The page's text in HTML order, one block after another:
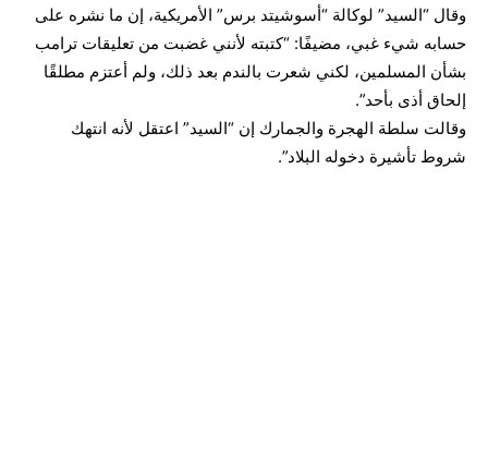
وقال “السيد” لوكالة “أسوشيتد برس” الأمريكية، إن ما نشره على
حسابه شيء غبي، مضيفًا: “كتبته لأنني غضبت من تعليقات ترامب
بشأن المسلمين، لكني شعرت بالندم بعد ذلك، ولم أعتزم مطلقًا
إلحاق أذى بأحد”.
وقالت سلطة الهجرة والجمارك إن “السيد” اعتقل لأنه انتهك
شروط تأشيرة دخوله البلاد”.